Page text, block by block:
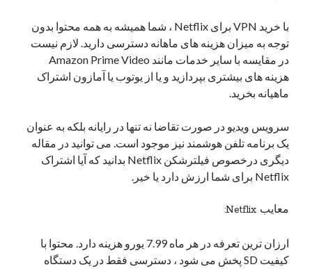
با خرید VPN برای Netflix ، شما همیشه به همه محتوا بدون
توجه به میزان هزینه های ماهانه دسترسی دارید. لازم نیست
در مقایسه با سایر خدمات مانند Amazon Prime Video
هزینه های بیشتری بپردازید و یا از یوتوب یا آمازون اشتراک
ماهیانه بخرید.
سرویس ویدیو در صورت تقاضا نه تنها در رایانه بلکه به عنوان
یک برنامه تلفن هوشمند نیز موجود است. می توانید در مقاله
دیگری درخصوص فیلترشکن Netflix بدانید که آیا اشتراک
Netflix برای شما ارزش دارد یا خیر.
معایب Netflix:
ارزان ترین تعرفه در هر ماه 7.99 یورو هزینه دارد. محتوا با
کیفیت SD پخش می شود ، دسترسی فقط در یک دستگاه